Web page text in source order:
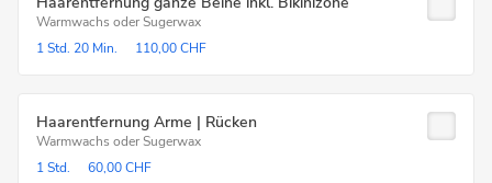
Warmwachs oder Sugerwax
1 Std. 20 Min. 110,00 CHF
Haarentfernung Arme | Rücken
Warmwachs oder Sugerwax
1 Std.
60,00 CHF